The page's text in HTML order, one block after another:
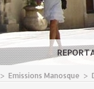
> Emissions Manosque >